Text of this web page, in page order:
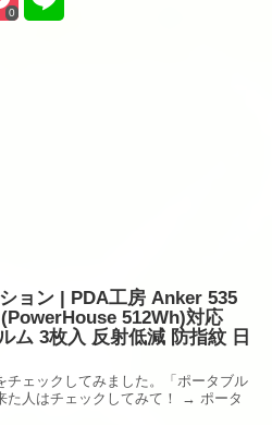
0
ョン | PDA工房 Anker 535
512Wh)対応
ム 3枚入 反射低減 防指紋 日
チェックしてみました。「ポータブル
た人はチェックしてみて！ → ポータ